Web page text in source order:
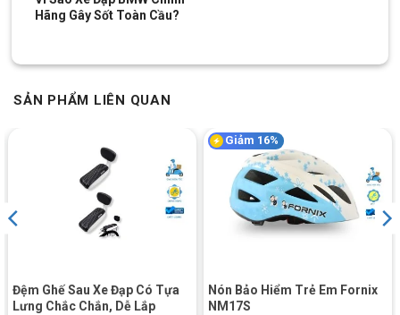
Cửa hàng xe đạp Tân Phú:
Cửa hàng xe đạp Dĩ An:
Cửa hàng xe đạp Thủ Dầu Một:Nhấn để xem đường đi
densauAS1010
Hãng Gây Sốt Toàn Cầu?
SẢN PHẨM LIÊN QUAN
Đệm Ghế Sau Xe Đạp Có Tựa
Lưng Chắc Chắn, Dễ Lắp
Giảm 16%
Nón Bảo Hiểm Trẻ Em Fornix
NM17S